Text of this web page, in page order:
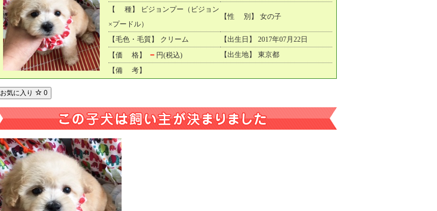
【 種】 ビジョンプー（ビジョン
×プードル）
【性 別】 女の子
【毛色・毛質】 クリーム 【出生日】 2017年07月22日
【価 格】 － 円(税込) 【出生地】 東京都
【備 考】
お気に入り 0